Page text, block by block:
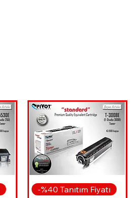
Hızlı Bakış
-%40 Tanıtım Fiyatı